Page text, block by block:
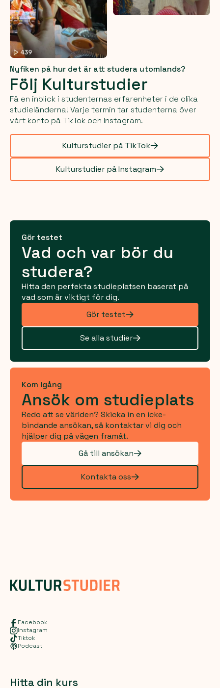
Nyfiken på hur det är att studera utomlands?
Följ Kulturstudier
Få en inblick i studenternas erfarenheter i de olika
studieländerna! Varje termin tar studenterna över
vårt konto på TikTok och Instagram.
Kulturstudier på TikTok
Kulturstudier på Instagram
Gör testet
Vad och var bör du
studera?
Hitta den perfekta studieplatsen baserat på
vad som är viktigt för dig.
Gör testet
Se alla studier
Kom igång
Ansök om studieplats
Redo att se världen? Skicka in en icke-
bindande ansökan, så kontaktar vi dig och
hjälper dig på vägen framåt.
Gå till ansökan
Kontakta oss
Facebook
Instagram
Tiktok
Podcast
Hitta din kurs